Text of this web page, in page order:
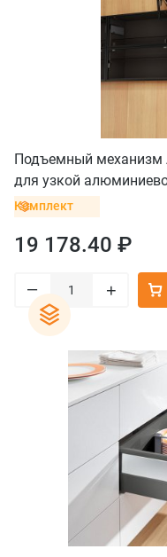
Подъемный механизм
для узкой
Комплект
19 178.40 ₽
– +